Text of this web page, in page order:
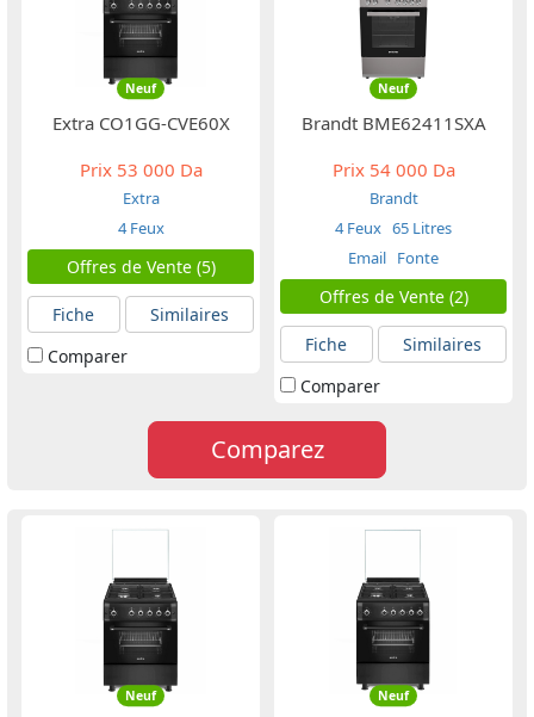
Neuf
Extra CO1GG-CVE60X
Prix53 000 Da
Extra
4 Feux
Offres de Vente (5)
Fiche
Similaires
Comparer
Neuf
Brandt BME62411SXA
Prix54 000 Da
Brandt
4 Feux 65 Litres
Email Fonte
Offres de Vente (2)
Fiche
Similaires
Comparer
Comparez
Neuf Neuf